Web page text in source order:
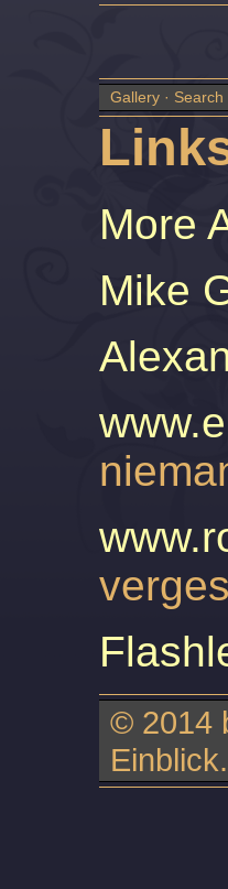
Gallery · Search
More
Mike
© 2014